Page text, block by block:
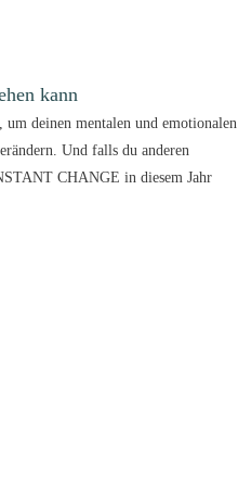
kann
deinen mentalen und emotionalen
Und falls du anderen
CHANGE in diesem Jahr